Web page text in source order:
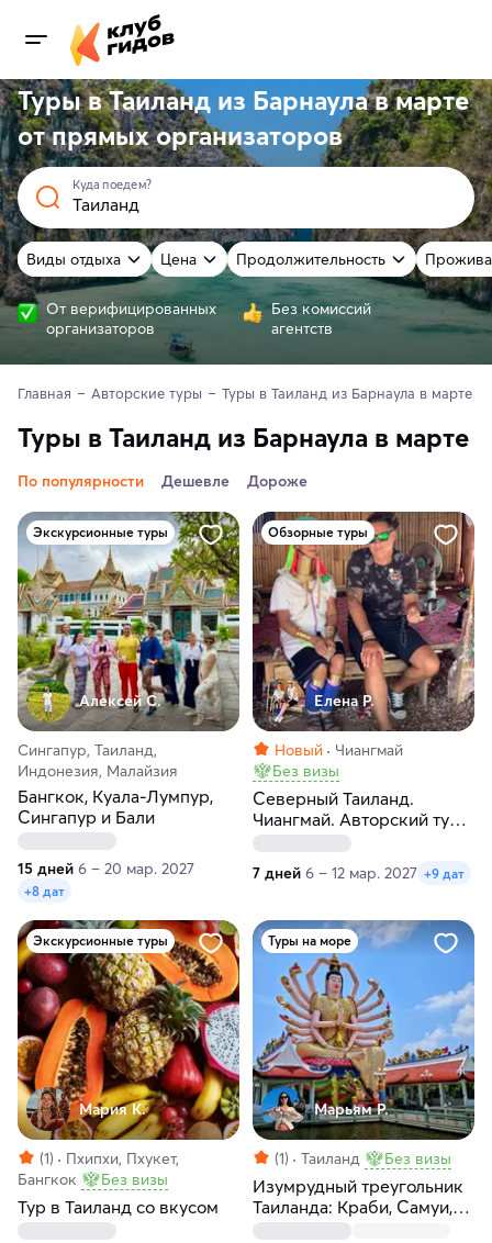
Туры в Таиланд из Барнаула в марте
отпрямыхорганизаторов
Куда поедем?
Виды отдыха Цена Продолжительность
От верифицированных
организаторов
Без комиссий
агентств
Главная Авторские туры Туры в Таиланд из Барнаула в марте
Туры в Таиланд из Барнаула в марте
По популярности Дешевле Дороже
Экскурсионные туры
Алексей С.
Сингапур, Таиланд,
Индонезия, Малайзия
Бангкок, Куала-Лумпур,
Сингапур и Бали
15 дней 6 – 20 мар. 2027
+8 дат
Обзорные туры
Елена Р.
Новый
Чиангмай
Без визы
Северный Таиланд.
Чиангмай. Авторский тур-
экспедиция по пяти
северным городам
7 дней 6 – 12 мар. 2027 +9 дат
Экскурсионные туры
Мария К.
(1)
Пхипхи, Пхукет,
Бангкок
Без визы
Тур в Таиланд со вкусом
Туры на море
Марьям Р.
(1) Таиланд Без визы
Изумрудный треугольник
Таиланда: Краби, Самуи,
Чео Лан